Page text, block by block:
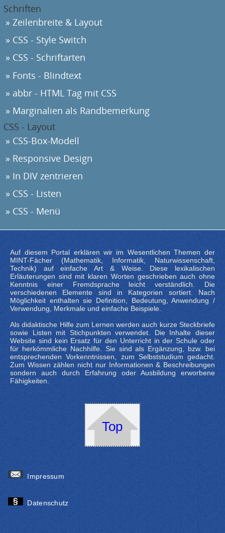
Schriften
Zeilenbreite & Layout
CSS - Style Switch
CSS - Schriftarten
Fonts - Blindtext
abbr - HTML Tag mit CSS
Marginalien als Randbemerkung
CSS - Layout
CSS-Box-Modell
Responsive Design
In DIV zentrieren
CSS - Listen
CSS - Menü
Auf diesem Portal erklären wir im Wesentlichen Themen der
MINT-Fächer (Mathematik, Informatik, Naturwissenschaft,
Technik) auf einfache Art & Weise. Diese lexikalischen
Erläuterungen sind mit klaren Worten geschrieben auch ohne
Kenntnis einer Fremdsprache leicht verständlich. Die
verschiedenen Elemente sind in Kategorien sortiert. Nach
Möglichkeit enthalten sie Definition, Bedeutung, Anwendung /
Verwendung, Merkmale und einfache Beispiele.
Als didaktische Hilfe zum Lernen werden auch kurze Steckbriefe
sowie Listen mit Stichpunkten verwendet. Die Inhalte dieser
Website sind kein Ersatz für den Unterricht in der Schule oder
für herkömmliche Nachhilfe. Sie sind als Ergänzung, bzw. bei
entsprechenden Vorkenntnissen, zum Selbststudium gedacht.
Zum Wissen zählen nicht nur Informationen & Beschreibungen
sondern auch durch Erfahrung oder Ausbildung erworbene
Fähigkeiten.
Top
Impressum
Datenschutz